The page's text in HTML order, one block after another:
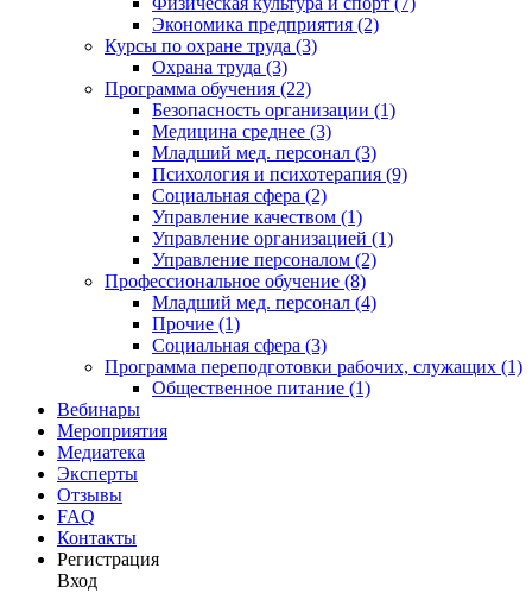
Экономика предприятия (2)
Курсы по охране труда (3)
Охрана труда (3)
Программа обучения (22)
Безопасность организации (1)
Медицина среднее (3)
Младший мед. персонал (3)
Психология и психотерапия (9)
Социальная сфера (2)
Управление качеством (1)
Управление организацией (1)
Управление персоналом (2)
Профессиональное обучение (8)
Младший мед. персонал (4)
Прочие (1)
Социальная сфера (3)
Программа переподготовки рабочих, служащих (1)
Общественное питание (1)
Вебинары
Мероприятия
Медиатека
Эксперты
Отзывы
FAQ
Контакты
Регистрация
Вход